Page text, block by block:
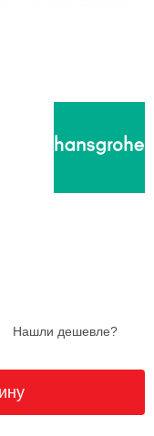
Нашли дешевле?